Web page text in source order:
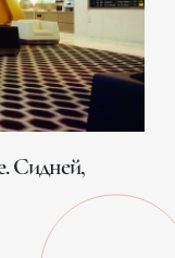
Сидней,